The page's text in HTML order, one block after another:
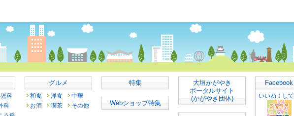
科
科
グルメ
和食 洋食
中華
お酒
喫茶 その他
特集
Webショップ特集
大垣かがやき
ポータルサイト
(かがやき団体)
Facebook
いいね！し